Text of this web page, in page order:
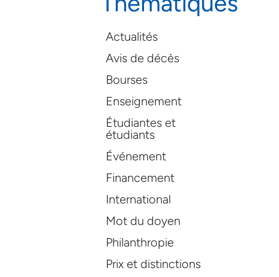
Actualités
Avis de décès
Bourses
Enseignement
Étudiantes et
étudiants
Événement
Financement
International
Mot du doyen
Philanthropie
Prix et distinctions